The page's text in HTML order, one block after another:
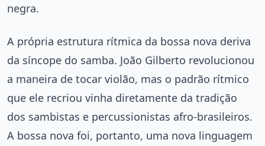
negra.
A própria estrutura rítmica da bossa nova deriva
da síncope do samba. João Gilberto revolucionou
a maneira de tocar violão, mas o padrão rítmico
que ele recriou vinha diretamente da tradição
dos sambistas e percussionistas afro-brasileiros.
A bossa nova foi, portanto, uma nova linguagem